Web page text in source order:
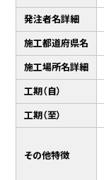
発注者名詳細
施工都道府県名
施工場所名詳細
工期（自）
工期（至）
その他特徴